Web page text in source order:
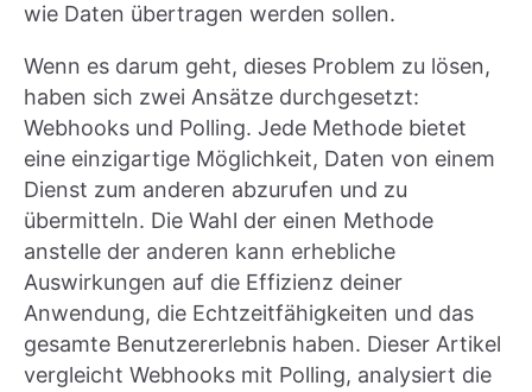
wie Daten übertragen werden sollen.
Wenn es darum geht, dieses Problem zu lösen,
haben sich zwei Ansätze durchgesetzt:
Webhooks und Polling. Jede Methode bietet
eine einzigartige Möglichkeit, Daten von einem
Dienst zum anderen abzurufen und zu
übermitteln. Die Wahl der einen Methode
anstelle der anderen kann erhebliche
Auswirkungen auf die Effizienz deiner
Anwendung, die Echtzeitfähigkeiten und das
gesamte Benutzererlebnis haben. Dieser Artikel
vergleicht Webhooks mit Polling, analysiert die